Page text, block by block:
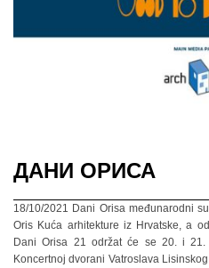
ДАНИ ОРИСА
18/10/2021 Dani Orisa međunarodni
Oris Kuća arhitekture iz Hrvatske, a
Dani Orisa 21 održat će se 20. i 21.
Koncertnoj dvorani Vatroslava